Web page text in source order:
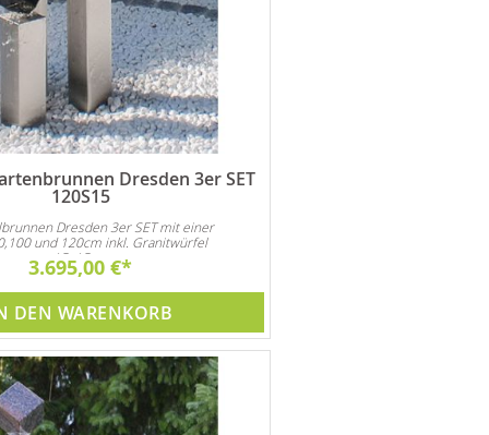
Dresden 3er SET
120S15
Dresden 3er SET mit einer
und 120cm inkl. Granitwürfel
15x15cm
3.695,00 €
DEN WARENKORB